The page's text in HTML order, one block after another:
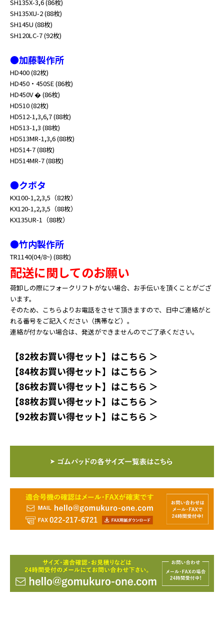
SH135X-3,6 (86枚)
SH135XU-2 (88枚)
SH145U (88枚)
SH120LC-7 (92枚)
●加藤製作所
HD400 (82枚)
HD450・450SE (86枚)
HD450V � (86枚)
HD510 (82枚)
HD512-1,3,6,7 (88枚)
HD513-1,3 (88枚)
HD513MR-1,3,6 (88枚)
HD514-7 (88枚)
HD514MR-7 (88枚)
●クボタ
KX100-1,2,3,5（82枚）
KX120-1,2,3,5（88枚）
KX135UR-1（88枚）
●竹内製作所
TR1140(04/8~) (88枚)
配送に関してのお願い
荷卸しの際にフォークリフトがない場合、お手伝いを頂くことがござ
います。
そのため、こちらよりお電話をさせて頂きますので、日中ご連絡がと
れる番号をご記入ください（携帯など）。
連絡が付かない場合は、発送ができませんのでご了承ください。
【82枚お買い得セット】はこちら ＞
【84枚お買い得セット】はこちら ＞
【86枚お買い得セット】はこちら ＞
【88枚お買い得セット】はこちら ＞
【92枚お買い得セット】はこちら ＞